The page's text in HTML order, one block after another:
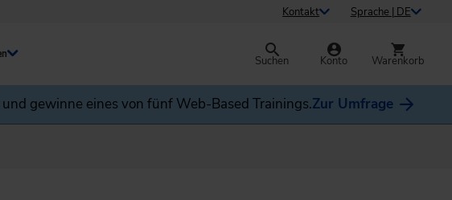
Kontakt Sprache | DE
Suchen Konto Warenkorb
und gewinne eines von fünf Web-Based Trainings.Zur Umfrage